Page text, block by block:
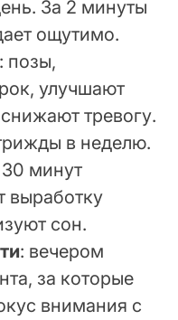
За 2 минуты
ощутимо.
: позы,
улучшают
тревогу.
в неделю.
30 минут
выработку
сон.
: вечером
за которые
внимания с